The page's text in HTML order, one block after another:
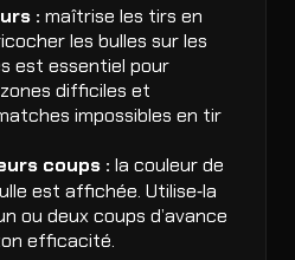
: maîtrise les tirs en
les bulles sur les
est essentiel pour
difficiles et
impossibles en tir
coups : la couleur de
est affichée. Utilise‑la
ou deux coups d’avance
efficacité.